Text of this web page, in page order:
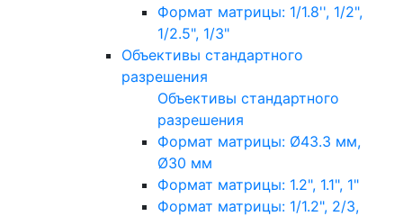
Формат матрицы: 1/1.8'', 1/2",
1/2.5", 1/3"
Объективы стандартного
разрешения
Объективы стандартного
разрешения
Формат матрицы: Ø43.3 мм,
Ø30 мм
Формат матрицы: 1.2", 1.1", 1"
Формат матрицы: 1/1.2", 2/3,